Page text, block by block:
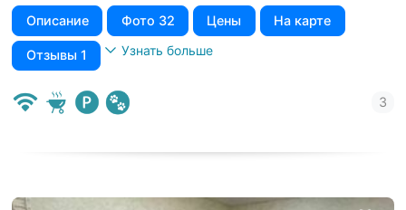
Описание Фото 32 Цены На карте
Отзывы 1 Узнать больше